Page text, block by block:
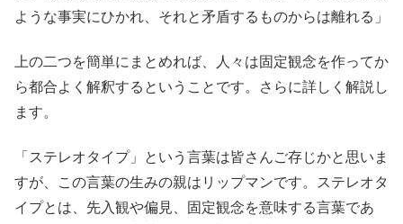
ような事実にひかれ、それと矛盾するものからは離れる」
上の二つを簡単にまとめれば、人々は固定観念を作ってか
ら都合よく解釈するということです。さらに詳しく解説し
ます。
「ステレオタイプ」という言葉は皆さんご存じかと思いま
すが、この言葉の生みの親はリップマンです。ステレオタ
イプとは、先入観や偏見、固定観念を意味する言葉であ